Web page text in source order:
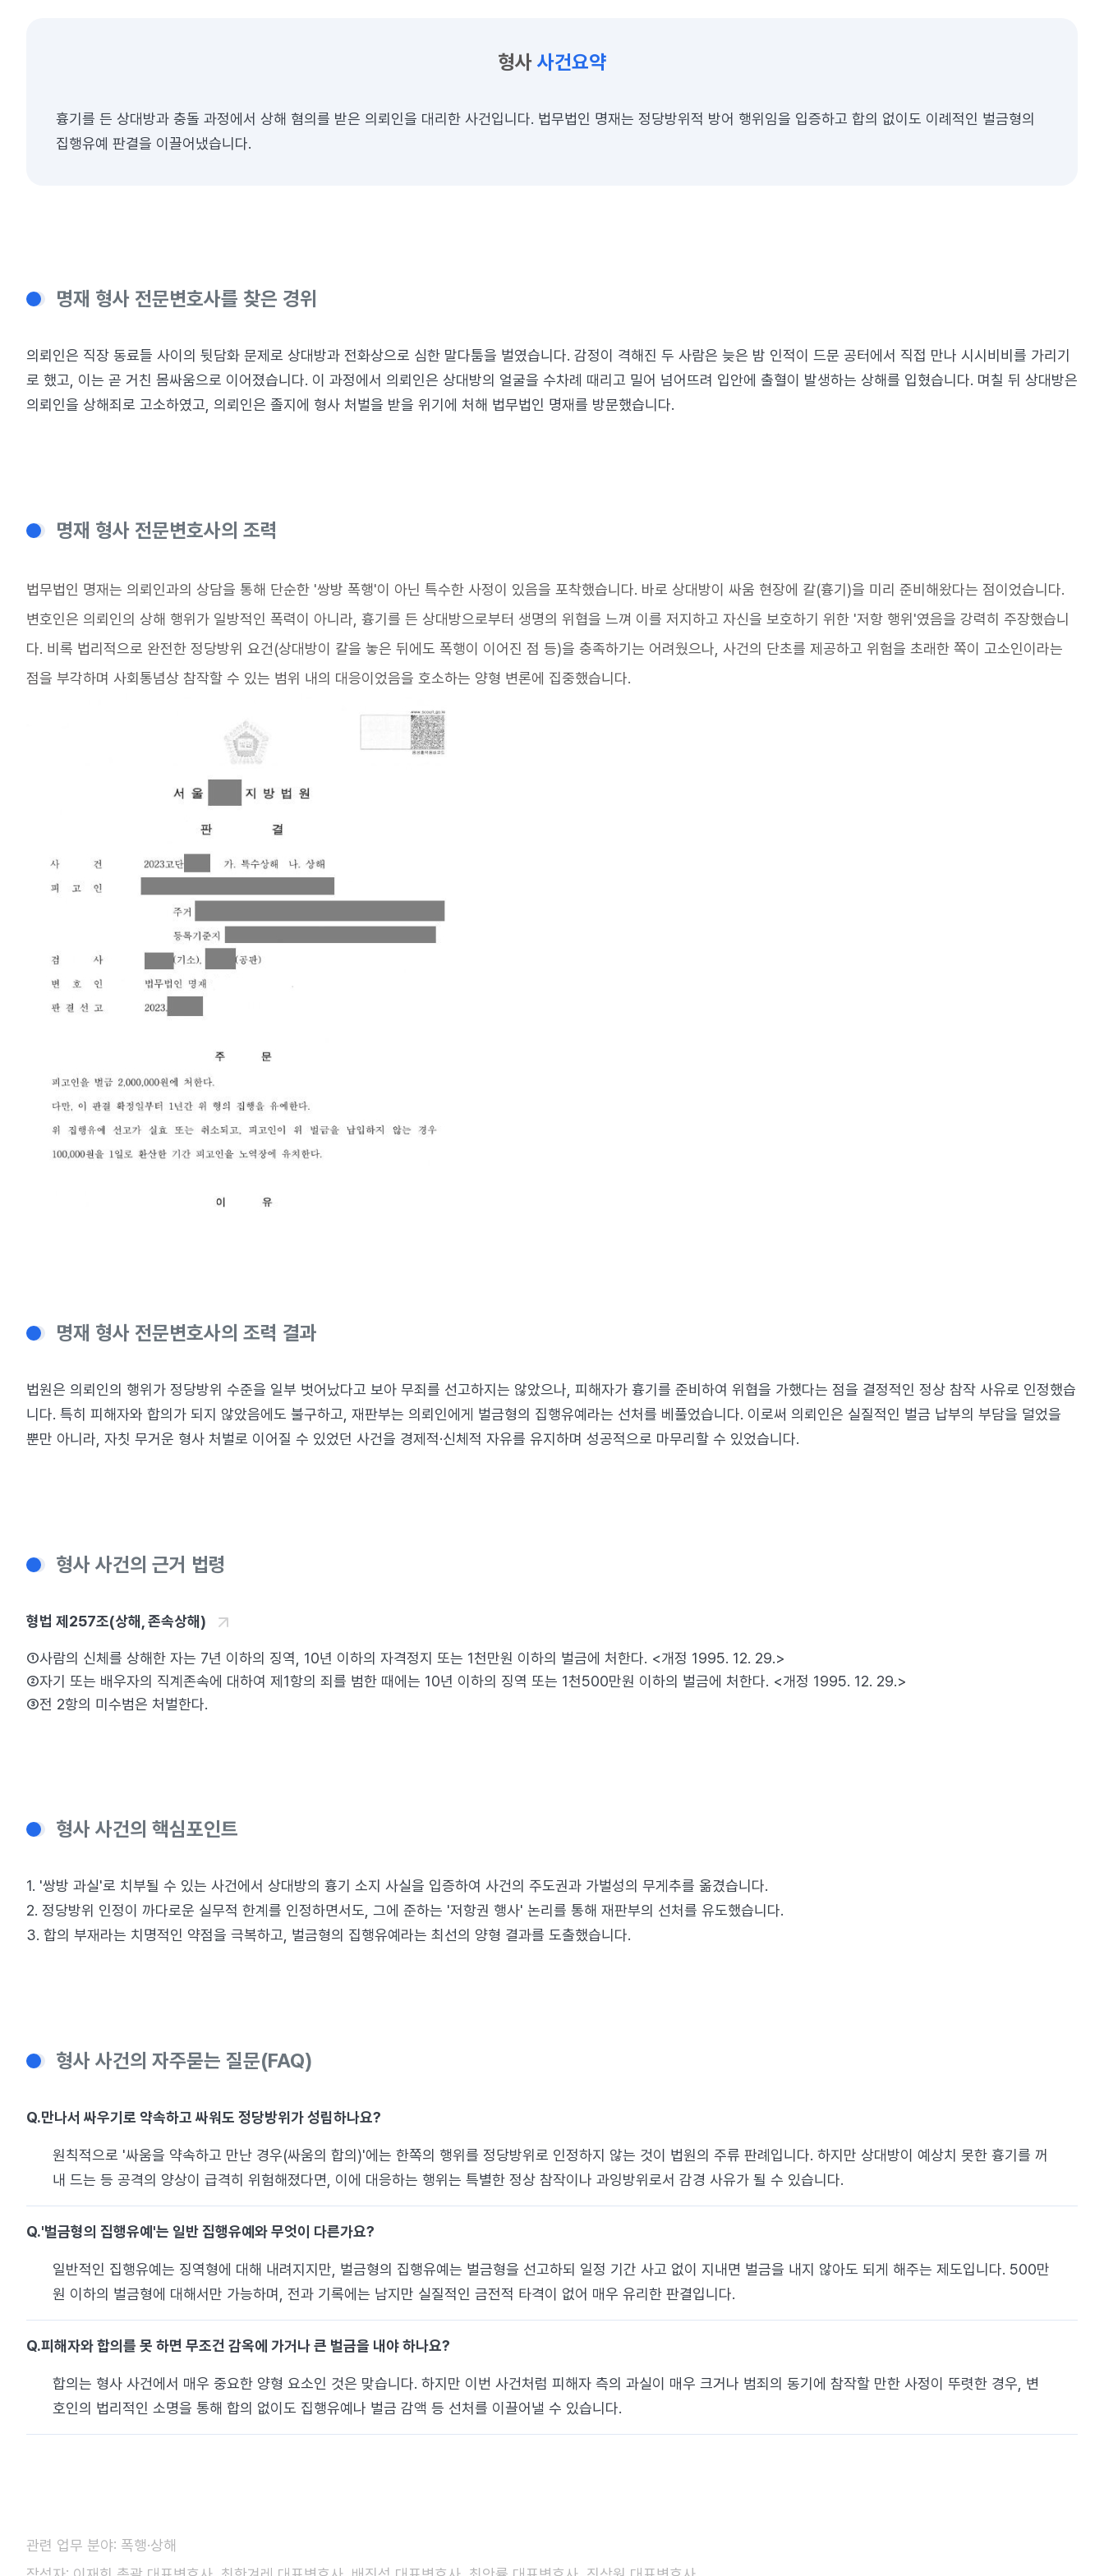
형사 사건요약
흉기를 든 상대방과 충돌 과정에서 상해 혐의를 받은 의뢰인을 대리한 사건입니다. 법무법인 명재는 정당방위적 방어 행위임을 입증하고 합의 없이도 이례적인 벌금형의
집행유예 판결을 이끌어냈습니다.
명재 형사 전문변호사를 찾은 경위
의뢰인은 직장 동료들 사이의 뒷담화 문제로 상대방과 전화상으로 심한 말다툼을 벌였습니다. 감정이 격해진 두 사람은 늦은 밤 인적이 드문 공터에서 직접 만나 시시비비를 가리기
로 했고, 이는 곧 거친 몸싸움으로 이어졌습니다. 이 과정에서 의뢰인은 상대방의 얼굴을 수차례 때리고 밀어 넘어뜨려 입안에 출혈이 발생하는 상해를 입혔습니다. 며칠 뒤 상대방은
의뢰인을 상해죄로 고소하였고, 의뢰인은 졸지에 형사 처벌을 받을 위기에 처해 법무법인 명재를 방문했습니다.
명재 형사 전문변호사의 조력
법무법인 명재는 의뢰인과의 상담을 통해 단순한 '쌍방 폭행'이 아닌 특수한 사정이 있음을 포착했습니다. 바로 상대방이 싸움 현장에 칼(흉기)을 미리 준비해왔다는 점이었습니다.
변호인은 의뢰인의 상해 행위가 일방적인 폭력이 아니라, 흉기를 든 상대방으로부터 생명의 위협을 느껴 이를 저지하고 자신을 보호하기 위한 '저항 행위'였음을 강력히 주장했습니
다. 비록 법리적으로 완전한 정당방위 요건(상대방이 칼을 놓은 뒤에도 폭행이 이어진 점 등)을 충족하기는 어려웠으나, 사건의 단초를 제공하고 위험을 초래한 쪽이 고소인이라는
점을 부각하며 사회통념상 참작할 수 있는 범위 내의 대응이었음을 호소하는 양형 변론에 집중했습니다.
명재 형사 전문변호사의 조력 결과
법원은 의뢰인의 행위가 정당방위 수준을 일부 벗어났다고 보아 무죄를 선고하지는 않았으나, 피해자가 흉기를 준비하여 위협을 가했다는 점을 결정적인 정상 참작 사유로 인정했습
니다. 특히 피해자와 합의가 되지 않았음에도 불구하고, 재판부는 의뢰인에게 벌금형의 집행유예라는 선처를 베풀었습니다. 이로써 의뢰인은 실질적인 벌금 납부의 부담을 덜었을
뿐만 아니라, 자칫 무거운 형사 처벌로 이어질 수 있었던 사건을 경제적·신체적 자유를 유지하며 성공적으로 마무리할 수 있었습니다.
형사 사건의 근거 법령
형법 제257조(상해, 존속상해)
①사람의 신체를 상해한 자는 7년 이하의 징역, 10년 이하의 자격정지 또는 1천만원 이하의 벌금에 처한다. <개정 1995. 12. 29.>
②자기 또는 배우자의 직계존속에 대하여 제1항의 죄를 범한 때에는 10년 이하의 징역 또는 1천500만원 이하의 벌금에 처한다. <개정 1995. 12. 29.>
③전 2항의 미수범은 처벌한다.
형사 사건의 핵심포인트
1. '쌍방 과실'로 치부될 수 있는 사건에서 상대방의 흉기 소지 사실을 입증하여 사건의 주도권과 가벌성의 무게추를 옮겼습니다.
2. 정당방위 인정이 까다로운 실무적 한계를 인정하면서도, 그에 준하는 '저항권 행사' 논리를 통해 재판부의 선처를 유도했습니다.
3. 합의 부재라는 치명적인 약점을 극복하고, 벌금형의 집행유예라는 최선의 양형 결과를 도출했습니다.
형사 사건의 자주묻는 질문(FAQ)
Q.만나서 싸우기로 약속하고 싸워도 정당방위가 성립하나요?
원칙적으로 '싸움을 약속하고 만난 경우(싸움의 합의)'에는 한쪽의 행위를 정당방위로 인정하지 않는 것이 법원의 주류 판례입니다. 하지만 상대방이 예상치 못한 흉기를 꺼
내 드는 등 공격의 양상이 급격히 위험해졌다면, 이에 대응하는 행위는 특별한 정상 참작이나 과잉방위로서 감경 사유가 될 수 있습니다.
Q.'벌금형의 집행유예'는 일반 집행유예와 무엇이 다른가요?
일반적인 집행유예는 징역형에 대해 내려지지만, 벌금형의 집행유예는 벌금형을 선고하되 일정 기간 사고 없이 지내면 벌금을 내지 않아도 되게 해주는 제도입니다. 500만
원 이하의 벌금형에 대해서만 가능하며, 전과 기록에는 남지만 실질적인 금전적 타격이 없어 매우 유리한 판결입니다.
Q.피해자와 합의를 못 하면 무조건 감옥에 가거나 큰 벌금을 내야 하나요?
합의는 형사 사건에서 매우 중요한 양형 요소인 것은 맞습니다. 하지만 이번 사건처럼 피해자 측의 과실이 매우 크거나 범죄의 동기에 참작할 만한 사정이 뚜렷한 경우, 변
호인의 법리적인 소명을 통해 합의 없이도 집행유예나 벌금 감액 등 선처를 이끌어낼 수 있습니다.
관련 업무 분야: 폭행·상해